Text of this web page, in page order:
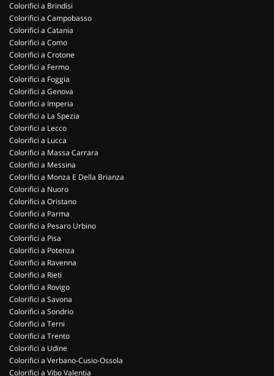
Colorifici a Brindisi
Colorifici a Campobasso
Colorifici a Catania
Colorifici a Como
Colorifici a Crotone
Colorifici a Fermo
Colorifici a Foggia
Colorifici a Genova
Colorifici a Imperia
Colorifici a La Spezia
Colorifici a Lecco
Colorifici a Lucca
Colorifici a Massa Carrara
Colorifici a Messina
Colorifici a Monza E Della Brianza
Colorifici a Nuoro
Colorifici a Oristano
Colorifici a Parma
Colorifici a Pesaro Urbino
Colorifici a Pisa
Colorifici a Potenza
Colorifici a Ravenna
Colorifici a Rieti
Colorifici a Rovigo
Colorifici a Savona
Colorifici a Sondrio
Colorifici a Terni
Colorifici a Trento
Colorifici a Udine
Colorifici a Verbano-Cusio-Ossola
Colorifici a Vibo Valentia